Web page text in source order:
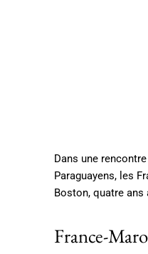
Dans une
Paraguayens, les
Boston, quatre ans
France-